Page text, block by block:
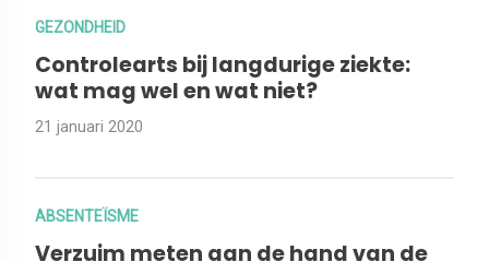
GEZONDHEID
Controlearts bij langdurige ziekte:
wat mag wel en wat niet?
21 januari 2020
ABSENTEÏSME
Verzuim meten aan de hand van de